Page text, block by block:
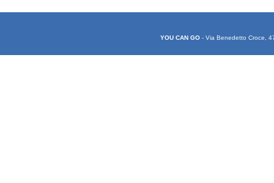
YOU CAN GO - Via Benedetto Croce,